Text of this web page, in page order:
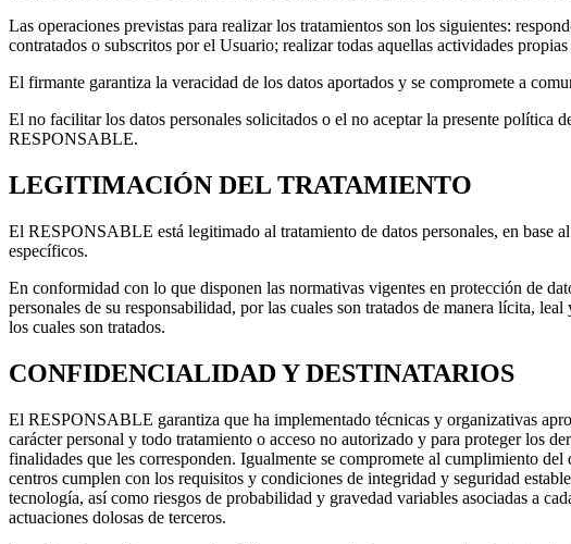
Las operaciones previstas para realizar los tratamientos son los siguientes:
contratados o subscritos por el Usuario; realizar todas aquellas actividades
El firmante garantiza la veracidad de los datos aportados y se compromete a
El no facilitar los datos personales solicitados o el no aceptar la presente
RESPONSABLE.
LEGITIMACIÓN DEL TRATAMIENTO
El RESPONSABLE está legitimado al tratamiento de datos personales, en base
específicos.
En conformidad con lo que disponen las normativas vigentes en protección de
personales de su responsabilidad, por las cuales son tratados de manera lícita,
los cuales son tratados.
CONFIDENCIALIDAD Y DESTINATARIOS
El RESPONSABLE garantiza que ha implementado técnicas y organizativas
carácter personal y todo tratamiento o acceso no autorizado y para proteger los
finalidades que les corresponden. Igualmente se compromete al cumplimiento
centros cumplen con los requisitos y condiciones de integridad y seguridad
tecnología, así como riesgos de probabilidad y gravedad variables asociadas a
actuaciones dolosas de terceros.